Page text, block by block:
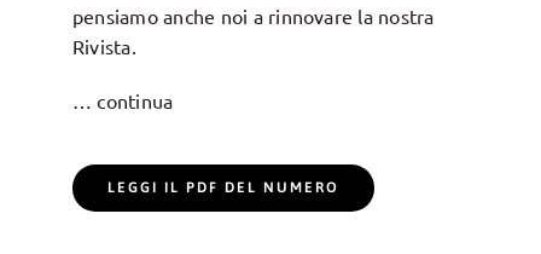
pensiamo anche noi a rinnovare la nostra
Rivista.
… continua
LEGGI IL PDF DEL NUMERO